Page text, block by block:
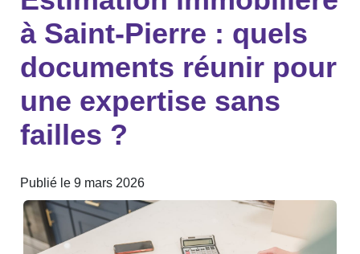
à Saint-Pierre : quels
documents réunir pour
une expertise sans
failles ?
Publié le 9 mars 2026